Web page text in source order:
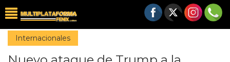
Internacionales